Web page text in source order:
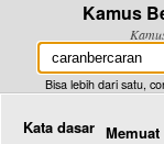
Kamus
Bisa lebih dari satu,
Kata dasar Memuat